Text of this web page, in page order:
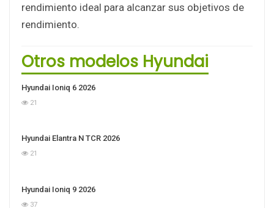
rendimiento ideal para alcanzar sus objetivos de
rendimiento.
Otros modelos Hyundai
Hyundai Ioniq 6 2026
21
Hyundai Elantra N TCR 2026
21
Hyundai Ioniq 9 2026
37